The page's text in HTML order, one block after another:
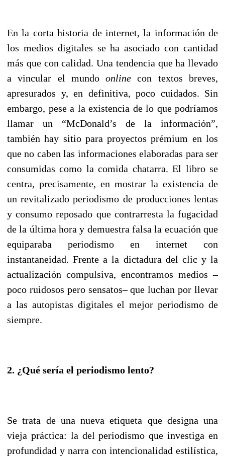
En la corta historia de internet, la información de
los medios digitales se ha asociado con cantidad
más que con calidad. Una tendencia que ha llevado
a vincular el mundoonline con textos breves,
apresurados y, en definitiva, poco cuidados. Sin
embargo, pese a la existencia de lo que podríamos
llamar un “McDonald’s de la información”,
también hay sitio para proyectos prémium en los
que no caben las informaciones elaboradas para ser
consumidas como la comida chatarra. El libro se
centra, precisamente, en mostrar la existencia de
un revitalizado periodismo de producciones lentas
y consumo reposado que contrarresta la fugacidad
de la última hora y demuestra falsa la ecuación que
equiparaba periodismo en internet con
instantaneidad. Frente a la dictadura del clic y la
actualización compulsiva, encontramos medios –
poco ruidosos pero sensatos– que luchan por llevar
a las autopistas digitales el mejor periodismo de
siempre.
2. ¿Qué sería el periodismo lento?
Se trata de una nueva etiqueta que designa una
vieja práctica: la del periodismo que investiga en
profundidad y narra con intencionalidad estilística,